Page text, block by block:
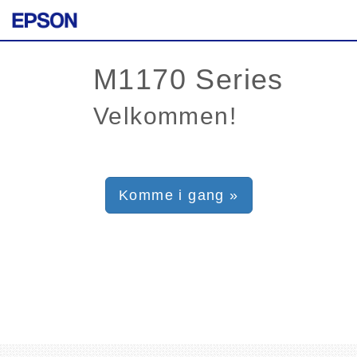
Velkommen!
Komme i gang »